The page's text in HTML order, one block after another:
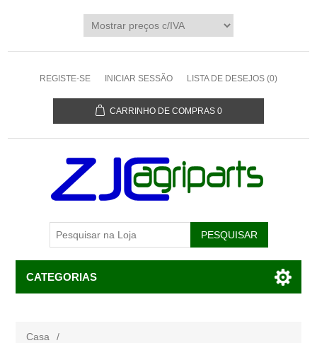
REGISTE-SE INICIAR SESSÃO LISTA DE DESEJOS (0)
CARRINHO DE COMPRAS 0
CATEGORIAS
Casa
/